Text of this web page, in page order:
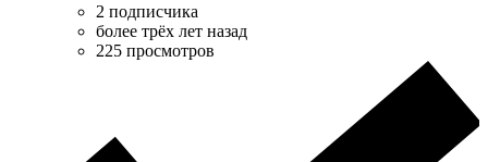
2 подписчика
более трёх лет назад
225 просмотров